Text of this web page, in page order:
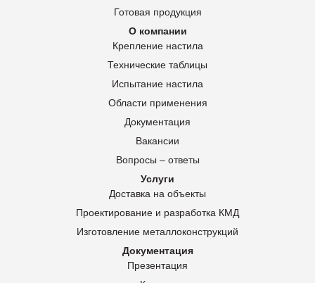
Готовая продукция
О компании
Крепление настила
Технические таблицы
Испытание настила
Области применения
Документация
Вакансии
Вопросы – ответы
Услуги
Доставка на объекты
Проектирование и разработка КМД
Изготовление металлоконструкций
Документация
Презентация